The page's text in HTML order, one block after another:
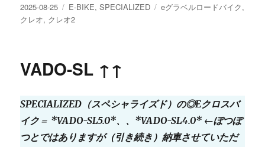
投
稿
2025-08-25
カ
テ
E-BIKE,SPECIALIZED
タ
eグラベルロードバイク,
クレオ, クレオ2
VADO-SL ↑↑
SPECIALIZED（スペシャライズド）の◎Eクロスバ
イク ＝ *VADO-SL5.0*、、*VADO-SL4.0* ←ぽつぽ
つとではありますが（引き続き）納車させていただ